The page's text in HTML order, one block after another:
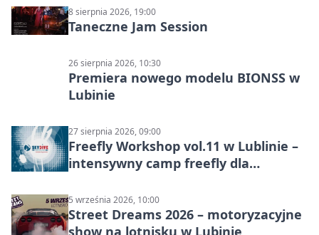
8 sierpnia 2026, 19:00
Taneczne Jam Session
26 sierpnia 2026, 10:30
Premiera nowego modelu BIONSS w
Lubinie
27 sierpnia 2026, 09:00
Freefly Workshop vol.11 w Lublinie –
intensywny camp freefly dla
5 września 2026, 10:00
Street Dreams 2026 – motoryzacyjne